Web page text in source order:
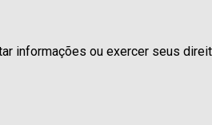
informações ou exercer seus